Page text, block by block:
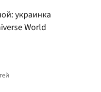
украинка
World